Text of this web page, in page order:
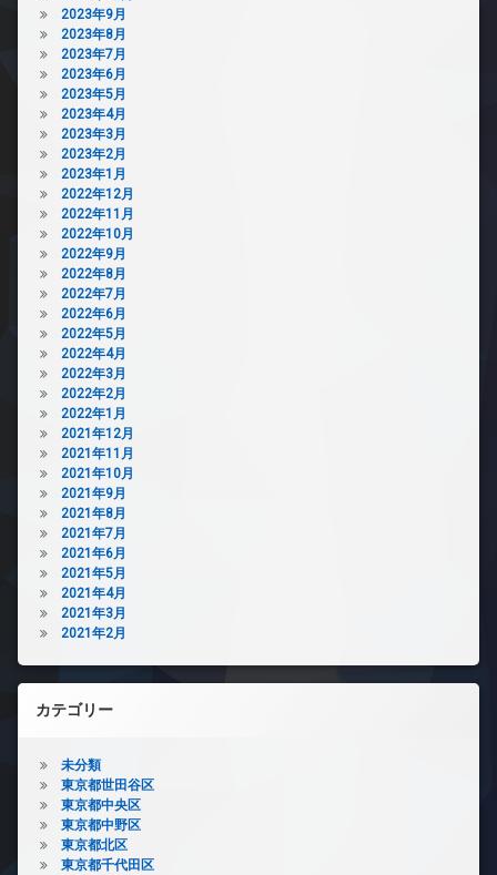
2023年9月
2023年8月
2023年7月
2023年6月
2023年5月
2023年4月
2023年3月
2023年2月
2023年1月
2022年12月
2022年11月
2022年10月
2022年9月
2022年8月
2022年7月
2022年6月
2022年5月
2022年4月
2022年3月
2022年2月
2022年1月
2021年12月
2021年11月
2021年10月
2021年9月
2021年8月
2021年7月
2021年6月
2021年5月
2021年4月
2021年3月
2021年2月
カテゴリー
未分類
東京都世田谷区
東京都中央区
東京都中野区
東京都北区
東京都千代田区